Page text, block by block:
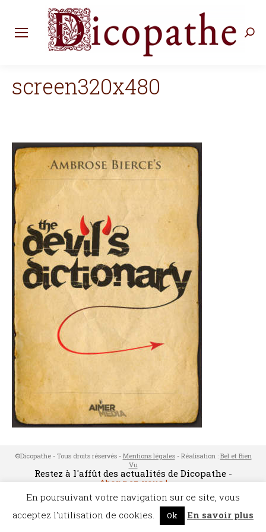
screen320x480
©Dicopathe - Tous droits réservés - Mentions légales- Réalisation : Bel et Bien
Vu
Restez à l'affût des actualités de Dicopathe -
Abonnez-vous !
En poursuivant votre navigation sur ce site, vous
acceptez l'utilisation de cookies.
Ok En savoir plus